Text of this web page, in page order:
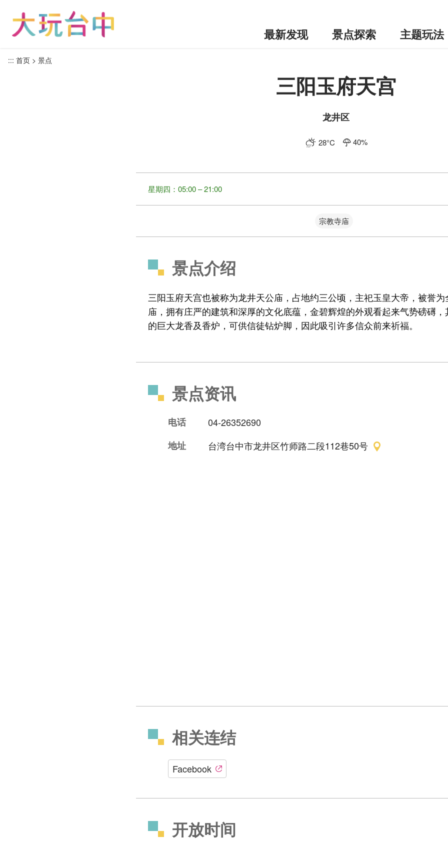
最新发现 景点探索 主题玩法
::: 首页 景点
三阳玉府天宫
龙井区
28°C 40%
星期四：05:00 – 21:00
宗教寺庙
景点介绍
三阳玉府天宫也被称为龙井天公庙，占地约三公顷，主祀玉皇大帝，被誉
庙，拥有庄严的建筑和深厚的文化底蕴，金碧辉煌的外观看起来气势磅礡
的巨大龙香及香炉，可供信徒钻炉脚，因此吸引许多信众前来祈福。
景点资讯
电话
04-26352690
地址
台湾台中市龙井区竹师路二段112巷50号
相关连结
Facebook
开放时间